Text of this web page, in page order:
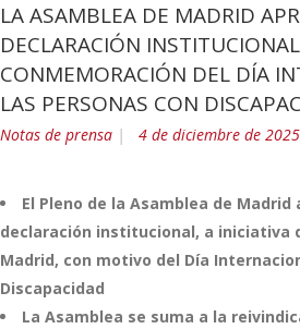
LA ASAMBLEA DE MADRID
DECLARACIÓN
CONMEMORACIÓN DEL DÍA
LAS PERSONAS CON
Notas de prensa 4 de diciembre de 2025
El Pleno de la Asamblea de
declaración institucional, a iniciativa
Madrid, con motivo del Día
Discapacidad
La Asamblea se suma a la